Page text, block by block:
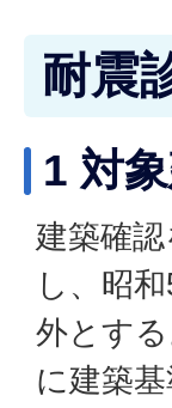
耐震
1 対
建築確
し、昭
外とす
に建築